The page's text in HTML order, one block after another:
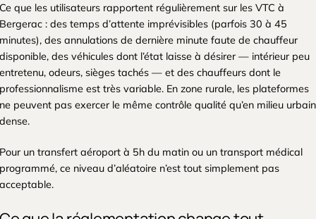
que les utilisateurs rapportent régulièrement sur les VTC à
: des temps d’attente imprévisibles (parfois 30 à 45
des annulations de dernière minute faute de chauffeur
des véhicules dont l’état laisse à désirer — intérieur peu
odeurs, sièges tachés — et des chauffeurs dont le
est très variable. En zone rurale, les plateformes
peuvent pas exercer le même contrôle qualité qu’en milieu urbain
un transfert aéroport à 5h du matin ou un transport médical
ce niveau d’aléatoire n’est tout simplement pas